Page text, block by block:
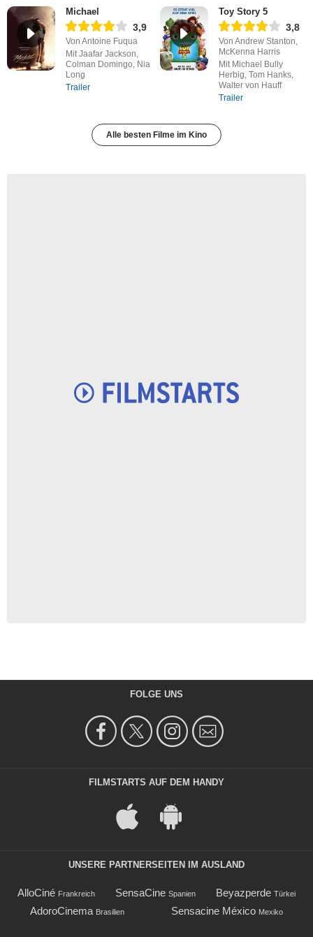
Michael
3,9
Von Antoine Fuqua
Mit Jaafar Jackson,
Colman Domingo, Nia
Long
Trailer
Toy Story 5
3,8
Von Andrew Stanton,
McKenna Harris
Mit Michael Bully
Herbig, Tom Hanks,
Walter von Hauff
Trailer
Alle besten Filme im Kino
FOLGE UNS
FILMSTARTS AUF DEM HANDY
UNSERE PARTNERSEITEN IM AUSLAND
AlloCiné Frankreich SensaCine Spanien Beyazperde Türkei
AdoroCinema Brasilien Sensacine México Mexiko